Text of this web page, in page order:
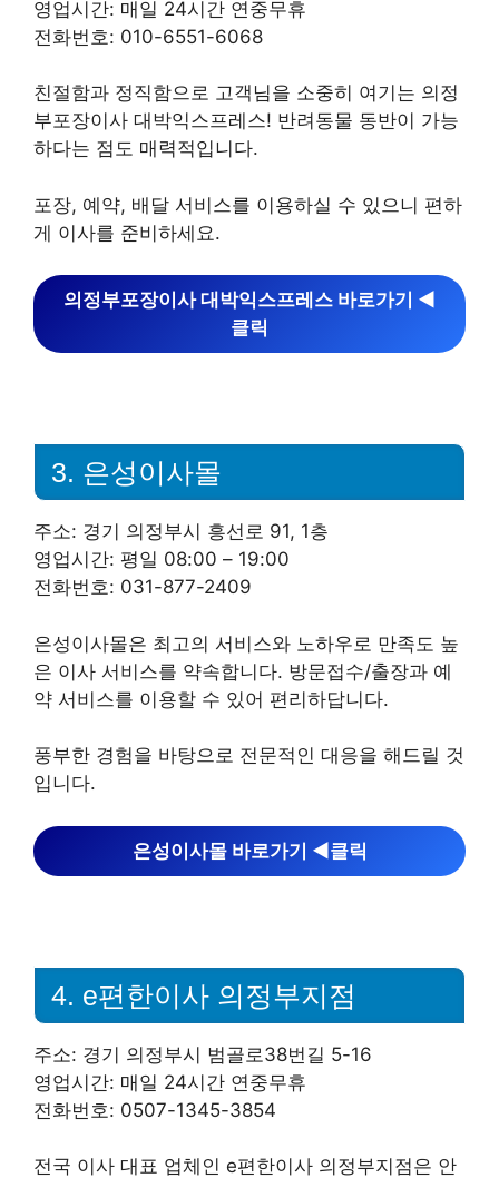
영업시간: 매일 24시간 연중무휴
전화번호: 010-6551-6068
친절함과 정직함으로 고객님을 소중히 여기는 의정
부포장이사 대박익스프레스! 반려동물 동반이 가능
하다는 점도 매력적입니다.
포장, 예약, 배달 서비스를 이용하실 수 있으니 편하
게 이사를 준비하세요.
의정부포장이사 대박익스프레스 바로가기 ◀︎
클릭
3. 은성이사몰
주소: 경기 의정부시 흥선로 91, 1층
영업시간: 평일 08:00 – 19:00
전화번호: 031-877-2409
은성이사몰은 최고의 서비스와 노하우로 만족도 높
은 이사 서비스를 약속합니다. 방문접수/출장과 예
약 서비스를 이용할 수 있어 편리하답니다.
풍부한 경험을 바탕으로 전문적인 대응을 해드릴 것
입니다.
은성이사몰 바로가기 ◀︎클릭
4. e편한이사 의정부지점
주소: 경기 의정부시 범골로38번길 5-16
영업시간: 매일 24시간 연중무휴
전화번호: 0507-1345-3854
전국 이사 대표 업체인 e편한이사 의정부지점은 안